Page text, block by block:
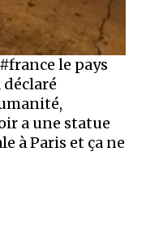
le pays
déclaré
a une statue
à Paris et ça ne